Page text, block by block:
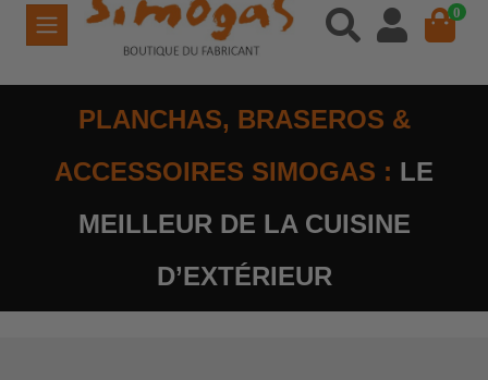
0
PLANCHAS, BRASEROS &
ACCESSOIRES SIMOGAS : LE
MEILLEUR DE LA CUISINE
D’EXTÉRIEUR